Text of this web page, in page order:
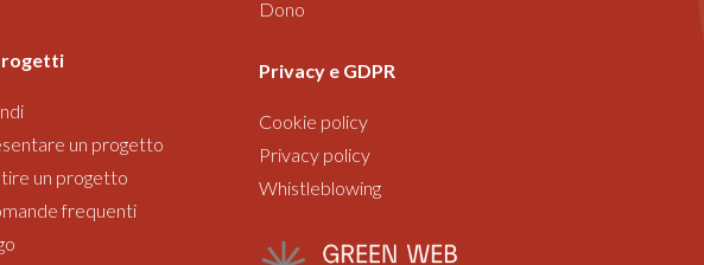
un progetto
un progetto
frequenti
Dono
Privacy e GDPR
Cookie policy
Privacy policy
Whistleblowing